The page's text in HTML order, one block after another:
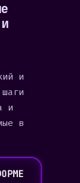
и
и
в